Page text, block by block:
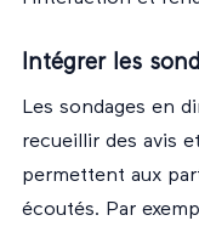
Intégrer les
Les sondages en
recueillir des avis
permettent aux
écoutés. Par